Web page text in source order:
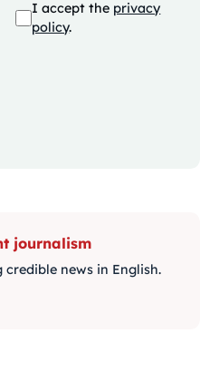
I accept the privacy
policy.
journalism
credible news in English.